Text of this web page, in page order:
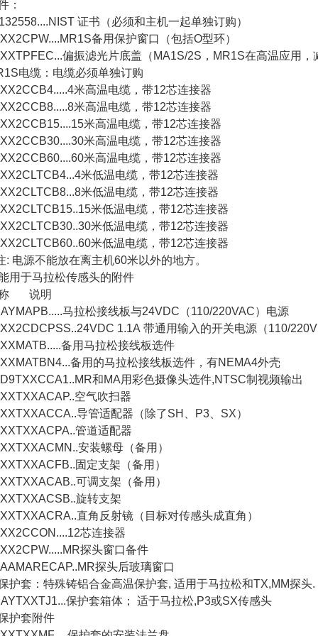
：
证书（必须和主机一起单独订购）
备用保护窗口（包括O型环）
偏振滤光片底盖（ MA1S/2S ， MR1S在高温应用，
电缆：电缆必须单独订购
米高温电缆，带12芯连接器
米高温电缆，带12芯连接器
米高温电缆，带12芯连接器
米高温电缆，带12芯连接器
米高温电缆，带12芯连接器
米低温电缆，带12芯连接器
米低温电缆，带12芯连接器
米低温电缆，带12芯连接器
米低温电缆，带12芯连接器
米低温电缆，带12芯连接器
: 电源不能放在离主机60米以外的地方。
用于马拉松传感头的附件
说明
马拉松接线板与24VDC （110/220VAC）电源
1.1A 带通用输入的开关电源（110/220V
备用马拉松接线板选件
备用的马拉松接线板选件，有NEMA4外壳
和MA用彩色摄像头选件,NTSC制视频输出
空气吹扫器
导管适配器（除了SH P3 SX）
管道适配器
安装螺母（备用）
固定支架（备用）
可调支架（备用）
旋转支架
直角反射镜（目标对传感头成直角）
芯连接器
探头窗口备件
探头后玻璃窗口
护套：特殊铸铝合金高温保护套, 适用于马拉松和TX,MM探头.
保护套箱体； 适于马拉松,P3或SX传感头
护套附件